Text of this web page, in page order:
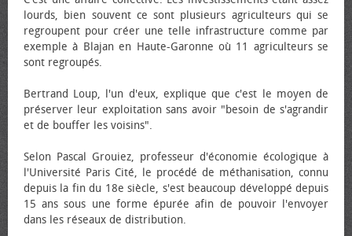
lourds, bien souvent ce sont plusieurs agriculteurs qui se
regroupent pour créer une telle infrastructure comme par
exemple à Blajan en Haute-Garonne où 11 agriculteurs se
sont regroupés.
Bertrand Loup, l'un d'eux, explique que c'est le moyen de
préserver leur exploitation sans avoir "besoin de s'agrandir
et de bouffer les voisins".
Selon Pascal Grouiez, professeur d'économie écologique à
l'Université Paris Cité, le procédé de méthanisation, connu
depuis la fin du 18e siècle, s'est beaucoup développé depuis
15 ans sous une forme épurée afin de pouvoir l'envoyer
dans les réseaux de distribution.